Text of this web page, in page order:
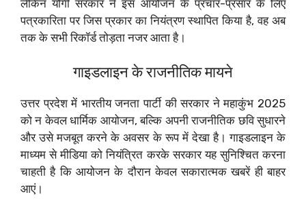
लेकिन योगी सरकार ने इस आयोजन के प्रचार-प्रसार के लिए
पत्रकारिता पर जिस प्रकार का नियंत्रण स्थापित किया है, वह अब
तक के सभी रिकॉर्ड तोड़ता नजर आता है।
गाइडलाइन के राजनीतिक मायने
उत्तर प्रदेश में भारतीय जनता पार्टी की सरकार ने महाकुंभ 2025
को न केवल धार्मिक आयोजन, बल्कि अपनी राजनीतिक छवि सुधारने
और उसे मजबूत करने के अवसर के रूप में देखा है। गाइडलाइन के
माध्यम से मीडिया को नियंत्रित करके सरकार यह सुनिश्चित करना
चाहती है कि आयोजन के दौरान केवल सकारात्मक खबरें ही बाहर
आएं।